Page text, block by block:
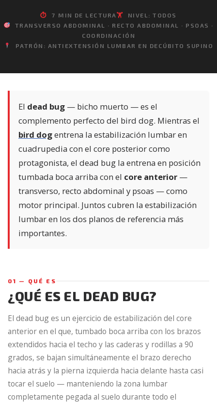
⏱ 7 MIN DE LECTURA 🏋️
NIVEL: TODOS
TRANSVERSO ABDOMINAL · RECTO ABDOMINAL · PSOAS ·
COORDINACIÓN
PATRÓN: ANTIEXTENSIÓN LUMBAR EN DECÚBITO SUPINO
El dead bug — bicho muerto — es el
complemento perfecto del bird dog. Mientras el
bird dogentrena la estabilización lumbar en
cuadrupedia con el core posterior como
protagonista, el dead bug la entrena en posición
tumbada boca arriba con el core anterior —
transverso, recto abdominal y psoas — como
motor principal. Juntos cubren la estabilización
lumbar en los dos planos de referencia más
importantes.
01 — QUÉ ES
¿QUÉ ES EL DEAD BUG?
El dead bug es un ejercicio de estabilización del core
anterior en el que, tumbado boca arriba con los brazos
extendidos hacia el techo y las caderas y rodillas a 90
grados, se bajan simultáneamente el brazo derecho
hacia atrás y la pierna izquierda hacia delante hasta casi
tocar el suelo — manteniendo la zona lumbar
completamente pegada al suelo durante todo el